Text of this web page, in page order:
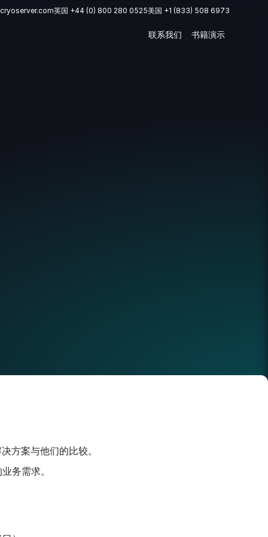
英国 +44 (0) 800 280 0525美国 +1 (833) 508 6973
联系我们 书籍演示
方案与他们的比较。
务需求。